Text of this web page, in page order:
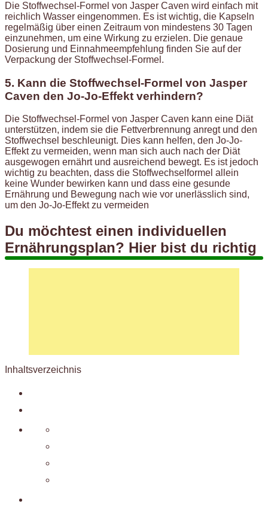
Die Stoffwechsel-Formel von Jasper Caven wird einfach mit
reichlich Wasser eingenommen. Es ist wichtig, die Kapseln
regelmäßig über einen Zeitraum von mindestens 30 Tagen
einzunehmen, um eine Wirkung zu erzielen. Die genaue
Dosierung und Einnahmeempfehlung finden Sie auf der
Verpackung der Stoffwechsel-Formel.
5. Kann die Stoffwechsel-Formel von Jasper
Caven den Jo-Jo-Effekt verhindern?
Die Stoffwechsel-Formel von Jasper Caven kann eine Diät
unterstützen, indem sie die Fettverbrennung anregt und den
Stoffwechsel beschleunigt. Dies kann helfen, den Jo-Jo-
Effekt zu vermeiden, wenn man sich auch nach der Diät
ausgewogen ernährt und ausreichend bewegt. Es ist jedoch
wichtig zu beachten, dass die Stoffwechselformel allein
keine Wunder bewirken kann und dass eine gesunde
Ernährung und Bewegung nach wie vor unerlässlich sind,
um den Jo-Jo-Effekt zu vermeiden
Du möchtest einen individuellen
Ernährungsplan? Hier bist du richtig
Inhaltsverzeichnis